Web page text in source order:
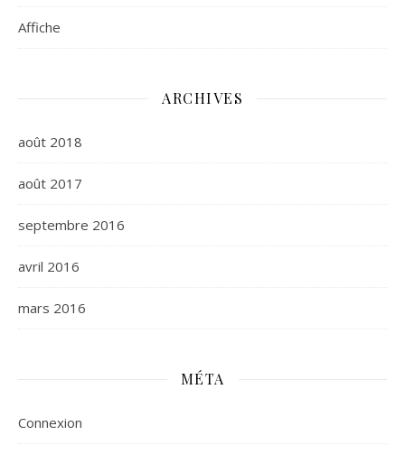
Affiche
ARCHIVES
août 2018
août 2017
septembre 2016
avril 2016
mars 2016
MÉTA
Connexion